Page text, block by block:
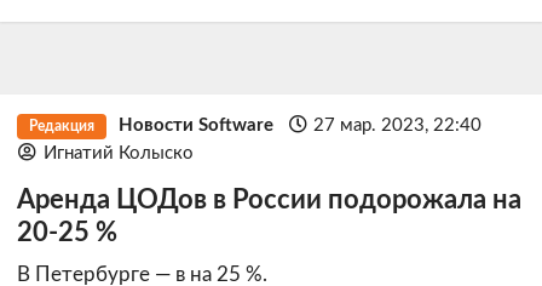
Редакция Новости Software
27 мар. 2023, 22:40
Игнатий Колыско
Аренда ЦОДов в России подорожала на
20-25 %
В Петербурге — в на 25 %.